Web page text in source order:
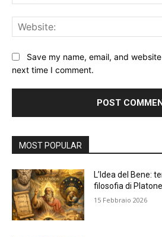
Save my name, email, and
next time I comment.
MOST POPULAR
L’Idea del Bene:
filosofia di Platone
15 Febbraio 2026